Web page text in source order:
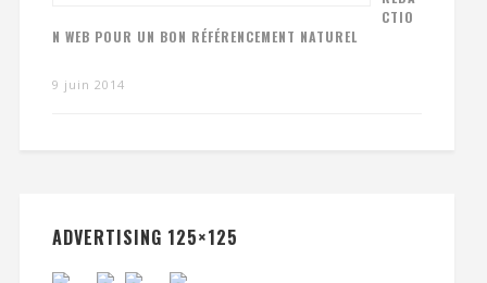
CTIO
N WEB POUR UN BON RÉFÉRENCEMENT NATUREL
9 juin 2014
ADVERTISING 125×125